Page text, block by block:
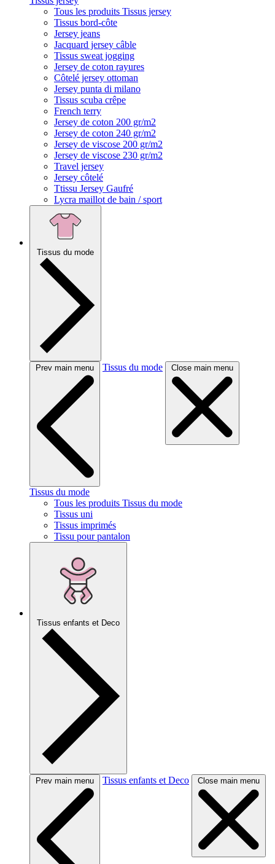
Tous les produits Tissus jersey
Tissus bord-côte
Jersey jeans
Jacquard jersey câble
Tissus sweat jogging
Jersey de coton rayures
Côtelé jersey ottoman
Jersey punta di milano
Tissus scuba crêpe
French terry
Jersey de coton 200 gr/m2
Jersey de coton 240 gr/m2
Jersey de viscose 200 gr/m2
Jersey de viscose 230 gr/m2
Travel jersey
Jersey côtelé
Ttissu Jersey Gaufré
Lycra maillot de bain / sport
Tissus du mode
Prev main menu Tissus du mode Close main menu
Tissus du mode
Tous les produits Tissus du mode
Tissus uni
Tissus imprimés
Tissu pour pantalon
Tissus enfants et Deco
Prev main menu Tissus enfants et Deco Close main menu